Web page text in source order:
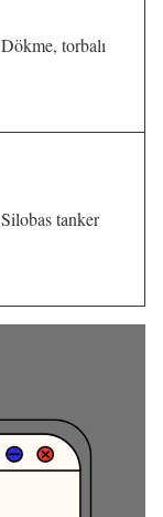
Dökme, torbalı
Silobas tanker